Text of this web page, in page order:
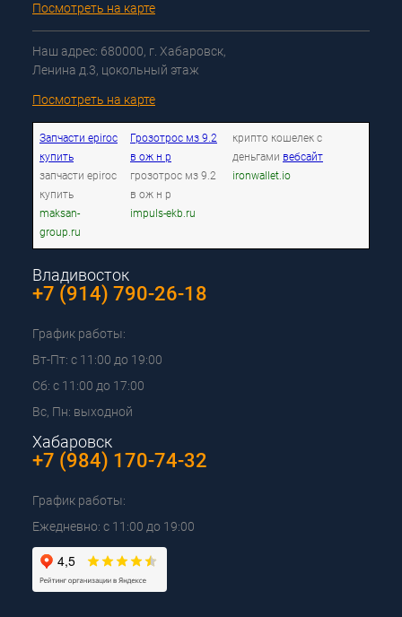
Посмотреть на карте
Наш адрес: 680000, г. Хабаровск,
Ленина д.3, цокольный этаж
Посмотреть на карте
Запчасти epiroc
купить
запчасти epiroc
купить
maksan-
group.ru
Грозотрос мз 9.2
в ож н р
грозотрос мз 9.2
в ож н р
impuls-ekb.ru
крипто кошелек с
деньгами вебсайт
ironwallet.io
Владивосток
+7 (914) 790-26-18
График работы:
Вт-Пт: с 11:00 до 19:00
Сб: с 11:00 до 17:00
Вс, Пн: выходной
Хабаровск
+7 (984) 170-74-32
График работы:
Ежедневно: с 11:00 до 19:00